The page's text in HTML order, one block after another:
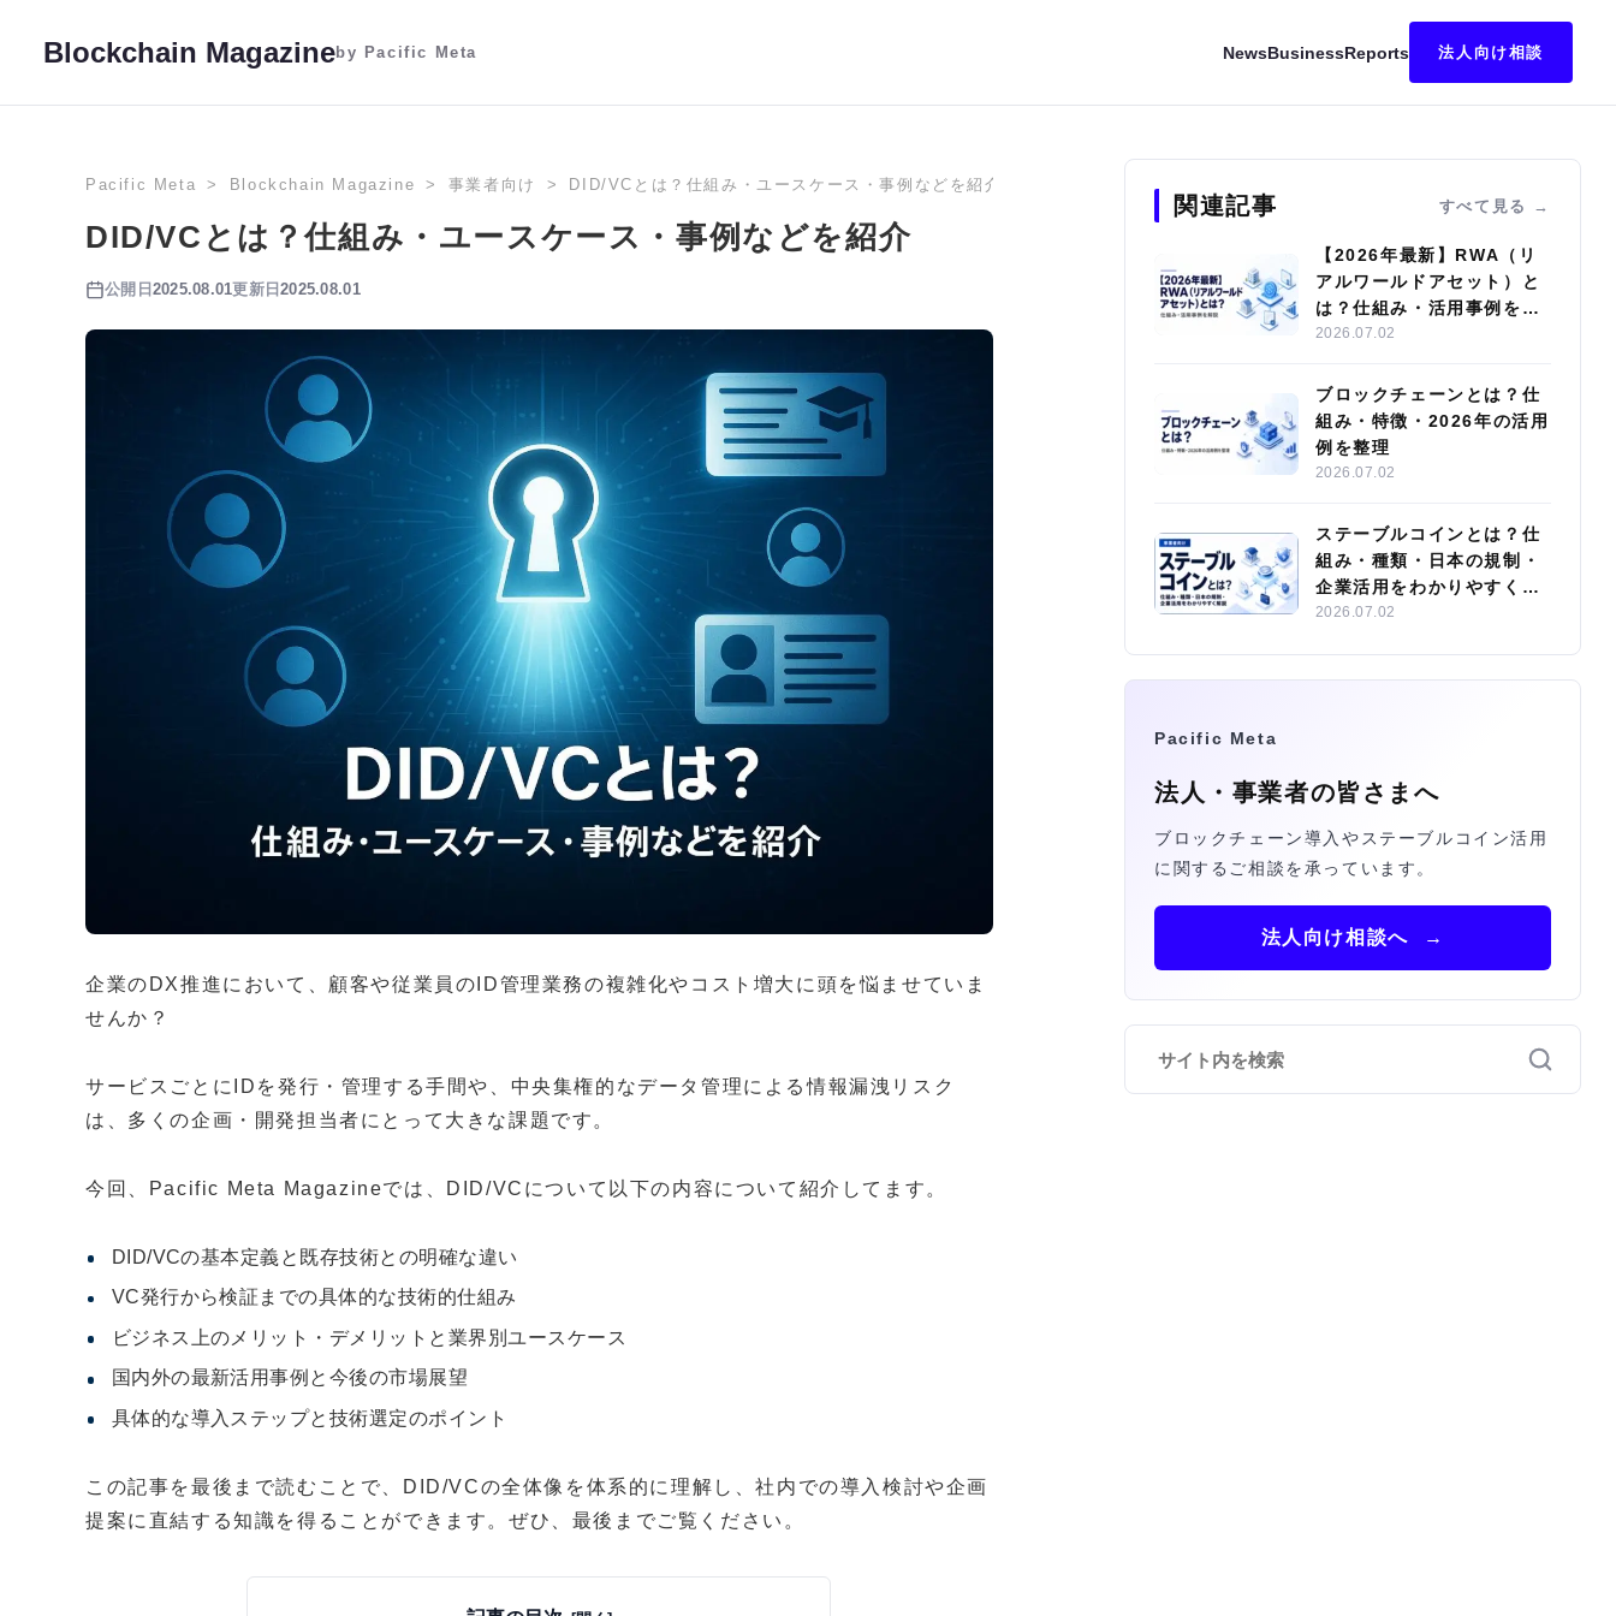
Blockchain Magazineby Pacific Meta NewsBusinessReports 法人向け相談
Pacific Meta Blockchain Magazine 事業者向け DID/VCとは？仕組み・ユースケース・事例などを紹介
DID/VCとは？仕組み・ユースケース・事例などを紹介
公開日 2025.08.01更新日2025.08.01
企業のDX推進において、顧客や従業員のID管理業務の複雑化やコスト増大に頭を悩ませていま
せんか？
サービスごとにIDを発行・管理する手間や、中央集権的なデータ管理による情報漏洩リスク
は、多くの企画・開発担当者にとって大きな課題です。
今回、Pacific Meta Magazineでは、DID/VCについて以下の内容について紹介してます。
DID/VCの基本定義と既存技術との明確な違い
VC発行から検証までの具体的な技術的仕組み
ビジネス上のメリット・デメリットと業界別ユースケース
国内外の最新活用事例と今後の市場展望
具体的な導入ステップと技術選定のポイント
この記事を最後まで読むことで、DID/VCの全体像を体系的に理解し、社内での導入検討や企画
提案に直結する知識を得ることができます。ぜひ、最後までご覧ください。
関連記事 すべて見る
【2026年最新】RWA（リ
アルワールドアセット）と
は？仕組み・活用事例を解
説
2026.07.02
ブロックチェーンとは？仕
組み・特徴・2026年の活用
例を整理
2026.07.02
ステーブルコインとは？仕
組み・種類・日本の規制・
企業活用をわかりやすく解
説
2026.07.02
Pacific Meta
法人・事業者の皆さまへ
ブロックチェーン導入やステーブルコイン活用
に関するご相談を承っています。
法人向け相談へ